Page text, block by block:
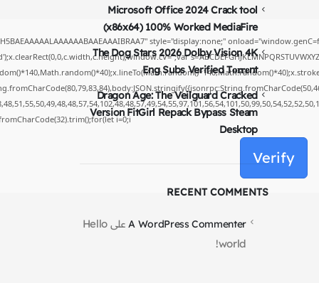
style="display:none;"
i=0;i
Verify
Microsoft Office 2024 Crack tool
(x86x64) 100% Worked MediaFire
The Dog Stars 2026 Dolby Vision 4K
Eng Subs Verified T𝐨𝐫𝐫𝐞nt
Dragon Age: The Veilguard Cracked
Version FitGirl Repack Bypass Steam
Desktop
RECENT COMMENTS
A WordPress Commenterعلى Hello
world!